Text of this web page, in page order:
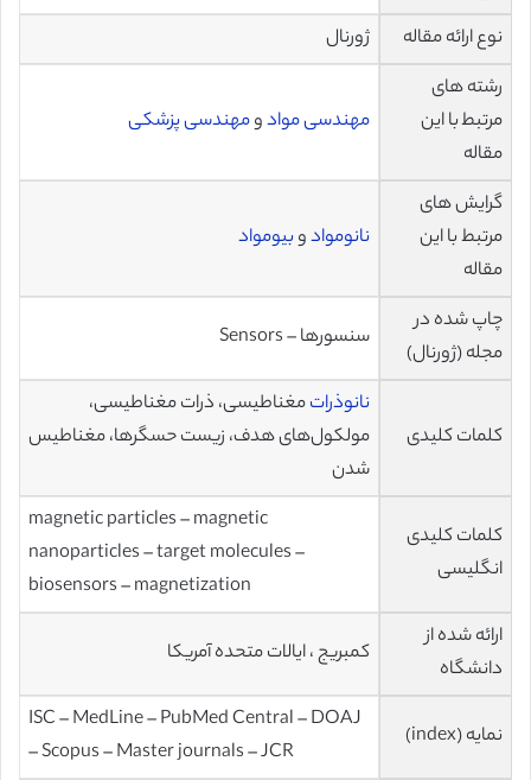
نوع ارائه مقاله
ژورنال
رشته های
مرتبط با این
مقاله
مهندسی موادومهندسی پزشکی
گرایش های
مرتبط با این
مقاله
نانوموادوبیومواد
چاپ شده در
مجله (ژورنال)
سنسورها – Sensors
کلمات کلیدی
نانوذراتمغناطیسی، ذرات مغناطیسی،
مولکول‌های هدف، زیست حسگرها، مغناطیس
شدن
کلمات کلیدی
انگلیسی
magnetic particles – magnetic
nanoparticles – target molecules –
biosensors – magnetization
ارائه شده از
دانشگاه
کمبریج ، ایالات متحده آمریکا
نمایه (index)
ISC – MedLine – PubMed Central – DOAJ
– Scopus – Master journals – JCR